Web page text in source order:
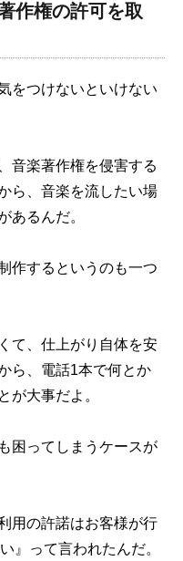
作権の許可を取
をつけないといけない
音楽著作権を侵害する
ら、音楽を流したい場
あるんだ。
作するというのも一つ
て、仕上がり自体を安
ら、電話1本で何とか
が大事だよ。
困ってしまうケースが
用の許諾はお客様が行
』って言われたんだ。